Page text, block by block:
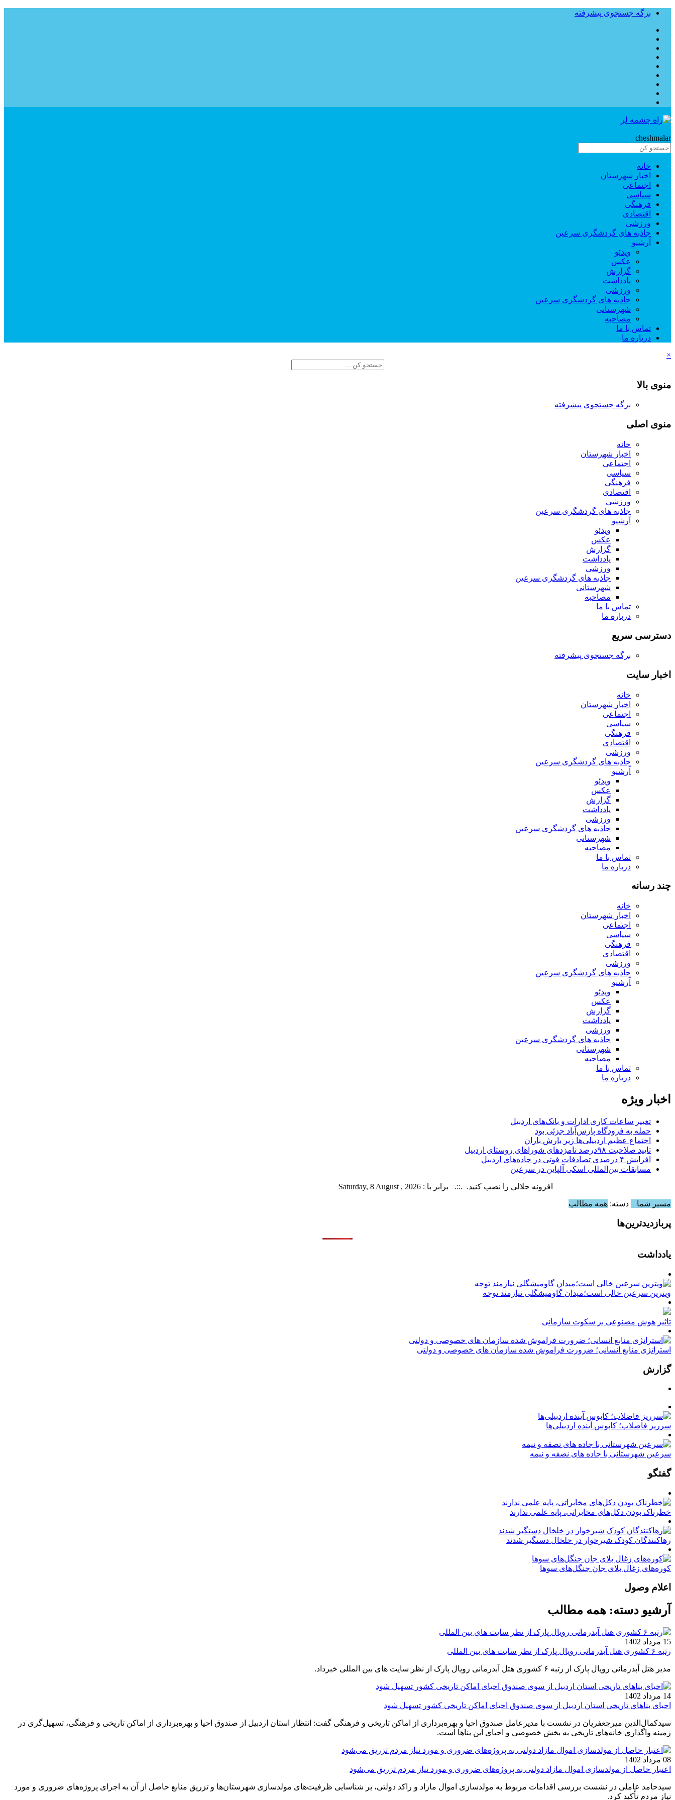
برگه جستجوی پیشرفته
cheshmalar
خانه
اخبار شهرستان
اجتماعی
سیاسی
فرهنگی
اقتصادی
ورزشی
جاذبه های گردشگری سرعین
آرشیو
ویدئو
عکس
گزارش
یادداشت
ورزشی
جاذبه های گردشگری سرعین
شهرستانی
مصاحبه
تماس با ما
درباره ما
×
منوی بالا
برگه جستجوی پیشرفته
منوی اصلی
خانه
اخبار شهرستان
اجتماعی
سیاسی
فرهنگی
اقتصادی
ورزشی
جاذبه های گردشگری سرعین
آرشیو
ویدئو
عکس
گزارش
یادداشت
ورزشی
جاذبه های گردشگری سرعین
شهرستانی
مصاحبه
تماس با ما
درباره ما
دسترسی سریع
برگه جستجوی پیشرفته
اخبار سایت
خانه
اخبار شهرستان
اجتماعی
سیاسی
فرهنگی
اقتصادی
ورزشی
جاذبه های گردشگری سرعین
آرشیو
ویدئو
عکس
گزارش
یادداشت
ورزشی
جاذبه های گردشگری سرعین
شهرستانی
مصاحبه
تماس با ما
درباره ما
چند رسانه
خانه
اخبار شهرستان
اجتماعی
سیاسی
فرهنگی
اقتصادی
ورزشی
جاذبه های گردشگری سرعین
آرشیو
ویدئو
عکس
گزارش
یادداشت
ورزشی
جاذبه های گردشگری سرعین
شهرستانی
مصاحبه
تماس با ما
درباره ما
اخبار ویژه
تغییر ساعات کاری ادارات و بانک‌های اردبیل
حمله به فرودگاه پارس‌‌آباد جزئی بود
اجتماع عظیم اردبیلی‌ها زیر بارش باران
تایید صلاحیت ۹۸درصد نامزدهای شوراهای روستای اردبیل
افزایش ۴ درصدی تصادفات فوتی در جاده‌های اردبیل
مسابقات بین‌المللی اسکی آلپاین در سرعین
افزونه جلالی را نصب کنید. .::. برابر با : Saturday, 8 August , 2026
مسیر شما
دسته: همه مطالب
پربازدیدترین‌ها
یادداشت
ویترین سرعین خالی است؛میدان گاومیشگلی نیازمند توجه
تاثیر هوش مصنوعی بر سکوت سازمانی
استراتژی منابع انسانی؛ ضرورت فراموش شده سازمان های خصوصی و دولتی
گزارش
سرریز فاضلاب؛ کابوس آینده اردبیلی‌ها
سرعین شهرستانی با جاده های نصفه و نیمه
گفتگو
خطرناک بودن دکل‌های مخابراتی، پایه علمی ندارند
رهاکنندگان کودک شیرخوار در خلخال دستگیر شدند
کوره‌های زغال بلای جان جنگل‌های سوها
اعلام وصول
آرشیو دسته: همه مطالب
15 مرداد 1402
رتبه ۶ کشوری هتل آبدرمانی رویال پارک از نظر سایت های بین المللی
مدیر هتل آبدرمانی رویال پارک از رتبه ۶ کشوری هتل آبدرمانی رویال پارک از نظر سایت های بین المللی خبرداد.
14 مرداد 1402
احیای بناهای تاریخی استان اردبیل از سوی صندوق احیای اماکن تاریخی کشور تسهیل شود
سیدکمال‌الدین میرجعفریان در نشست با مدیرعامل صندوق احیا و بهره‌برداری از اماکن تاریخی و فرهنگی گفت: انتظار استان اردبیل از صندوق احیا و بهره‌برداری از اماکن تاریخی و فرهنگی، تسهیل‌گری در
زمینه واگذاری خانه‌های تاریخی به بخش خصوصی و احیای این بناها است.
08 مرداد 1402
اعتبار حاصل از مولدسازی اموال مازاد دولتی به پروژه‌های ضروری و مورد نیاز مردم تزریق می‌شود
سیدحامد عاملی در نشست بررسی اقدامات مربوط به مولدسازی اموال مازاد و راکد دولتی، بر شناسایی ظرفیت‌های مولدسازی شهرستان‌ها و تزریق منابع حاصل از آن به اجرای پروژه‌های ضروری و مورد
نیاز مردم تأکید کرد.